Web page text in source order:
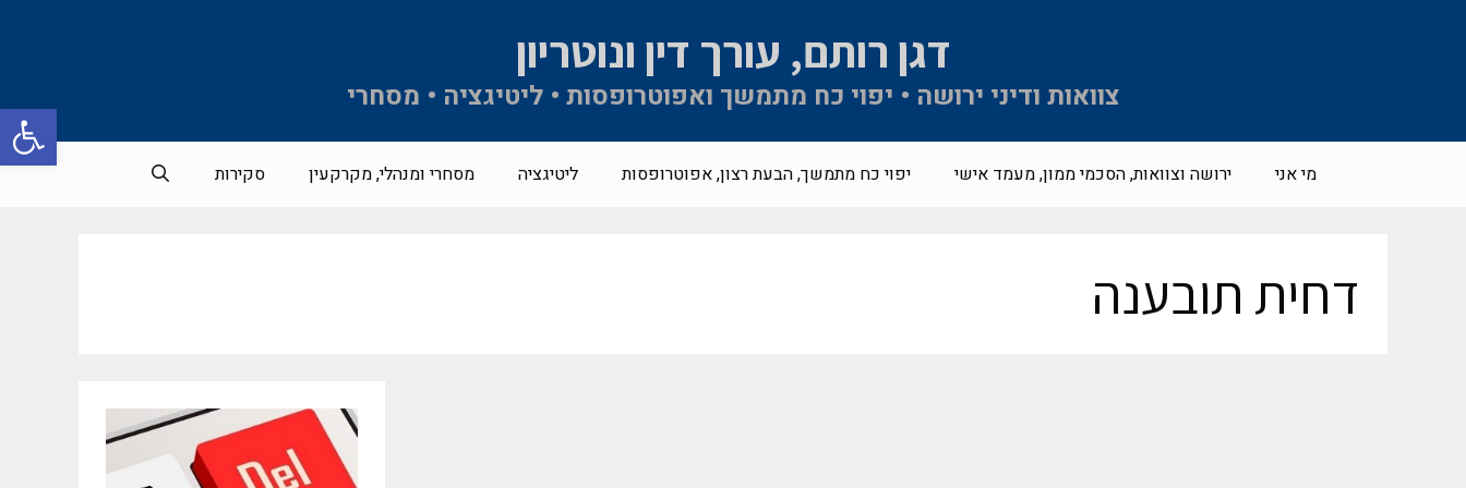
פתח
דגן רותם, עורך דין ונוטריון
צוואות ודיני ירושה • יפוי כח מתמשך ואפוטרופסות • ליטיגציה • מסחרי
מי אני ירושה וצוואות, הסכמי ממון, מעמד אישי יפוי כח מתמשך, הבעת רצון, אפוטרופסות ליטיגציה מסחרי ומנהלי, מקרקעין סקירות
דחית תובענה